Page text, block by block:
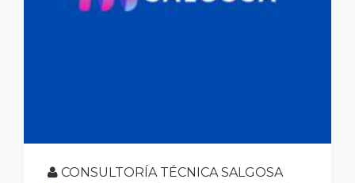
CONSULTORÍA TÉCNICA SALGOSA